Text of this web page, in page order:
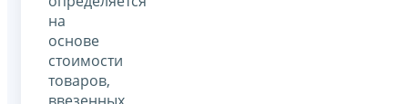
на
основе
стоимости
товаров,